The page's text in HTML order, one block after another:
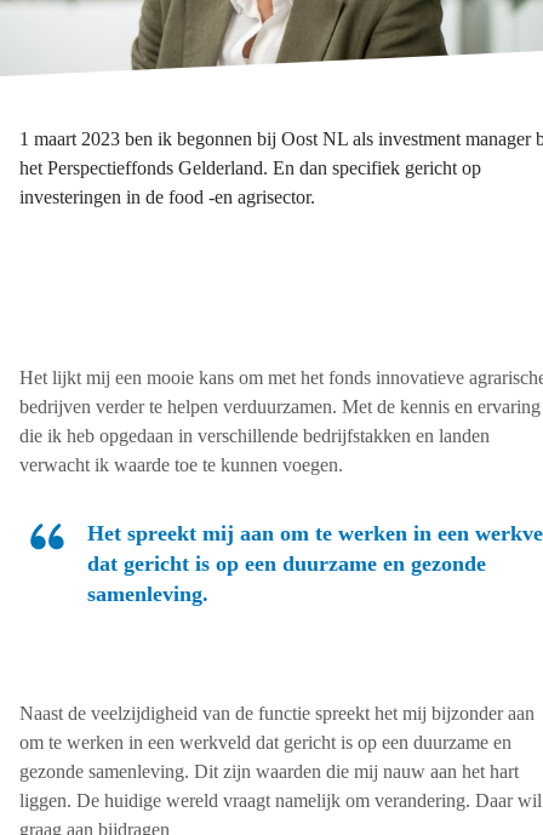
1 maart 2023 ben ik begonnen bij Oost NL als investment manager
het Perspectieffonds Gelderland. En dan specifiek gericht op
investeringen in de food -en agrisector.
Het lijkt mij een mooie kans om met het fonds innovatieve
bedrijven verder te helpen verduurzamen. Met de kennis en ervaring
die ik heb opgedaan in verschillende bedrijfstakken en landen
verwacht ik waarde toe te kunnen voegen.
Het spreekt mij aan om te werken in een
dat gericht is op een duurzame en gezonde
samenleving.
Naast de veelzijdigheid van de functie spreekt het mij bijzonder aan
om te werken in een werkveld dat gericht is op een duurzame en
gezonde samenleving. Dit zijn waarden die mij nauw aan het hart
liggen. De huidige wereld vraagt namelijk om verandering. Daar
graag aan bijdragen